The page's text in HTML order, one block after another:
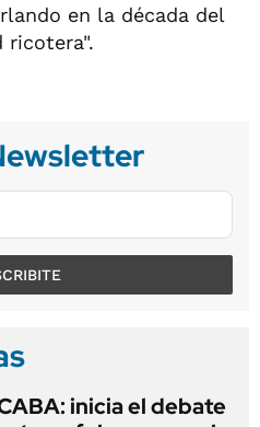
en la década del
ricotera".
inicia el debate